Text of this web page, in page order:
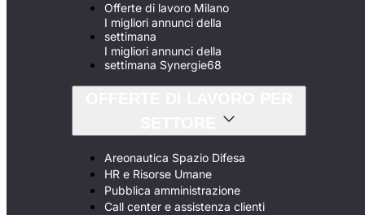
Offerte di lavoro Milano
I migliori annunci della
settimana
I migliori annunci della
settimana Synergie68
Areonautica Spazio Difesa
HR e Risorse Umane
Pubblica amministrazione
Call center e assistenza clienti